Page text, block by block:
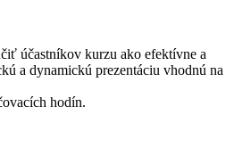
účastníkov kurzu ako efektívne a
a dynamickú prezentáciu vhodnú na
hodín.